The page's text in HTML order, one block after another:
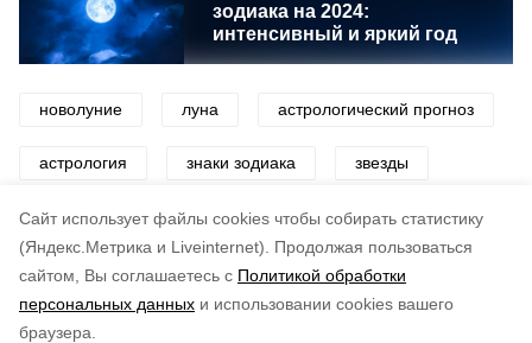
Cайт использует файлы cookies чтобы собирать статистику
(Яндекс.Метрика и Liveinternet).
Продолжая пользоваться
сайтом, Вы соглашаетесь с Политикой обработки
персональных данных и использовании cookies вашего
браузера.
зодиака на 2024:
интенсивный и яркий год
новолуние луна астрологический прогноз
астрология знаки зодиака звезды
предсказания
по оценке